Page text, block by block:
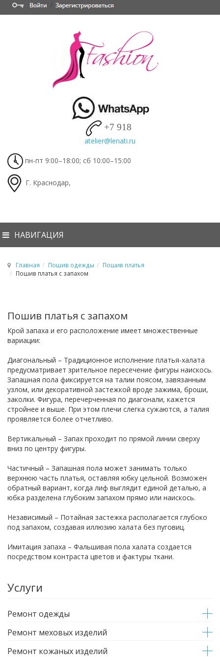
+7 918
пн-пт 9:00–18:00; сб 10:00–15:00
Г. Краснодар,
НАВИГАЦИЯ
Главная Пошив одежды
Пошив платья
Пошив платья с запахом
Пошив платья с запахом
Крой запаха и его расположение имеет множественные
вариации:
Диагональный – Традиционное исполнение платья-халата
предусматривает зрительное пересечение фигуры наискось.
Запашная пола фиксируется на талии поясом, завязанным
узлом, или декоративной застежкой вроде зажима, броши,
заколки. Фигура, перечерченная по диагонали, кажется
стройнее и выше. При этом плечи слегка сужаются, а талия
проявляется более отчетливо.
Вертикальный – Запах проходит по прямой линии сверху
вниз по центру фигуры.
Частичный – Запашная пола может занимать только
верхнюю часть платья, оставляя юбку цельной. Возможен
обратный вариант, когда лиф выглядит единой деталью, а
юбка разделена глубоким запахом прямо или наискось.
Независимый – Потайная застежка располагается глубоко
под запахом, создавая иллюзию халата без пуговиц.
Имитация запаха – Фальшивая пола халата создается
посредством контраста цветов и фактуры ткани.
Услуги
Ремонт одежды
Ремонт меховых изделий
Ремонт кожаных изделий